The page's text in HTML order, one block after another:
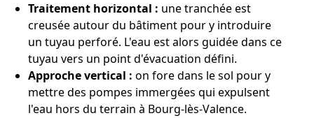
Traitement horizontal : une tranchée est
creusée autour du bâtiment pour y introduire
un tuyau perforé. L'eau est alors guidée dans ce
tuyau vers un point d'évacuation défini.
Approche vertical : on fore dans le sol pour y
mettre des pompes immergées qui expulsent
l'eau hors du terrain à Bourg-lès-Valence.